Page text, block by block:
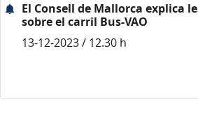
El Consell de Mallorca explica
sobre el carril Bus-VAO
13-12-2023 / 12.30 h